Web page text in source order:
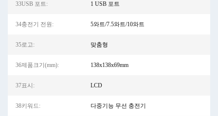
33USB 포트: 1 USB 포트
34충전기 전원: 5와트/7.5와트/10와트
35로고: 맞춤형
36제품크기(mm): 138x138x69mm
37표시: LCD
38키워드: 다중기능 무선 충전기